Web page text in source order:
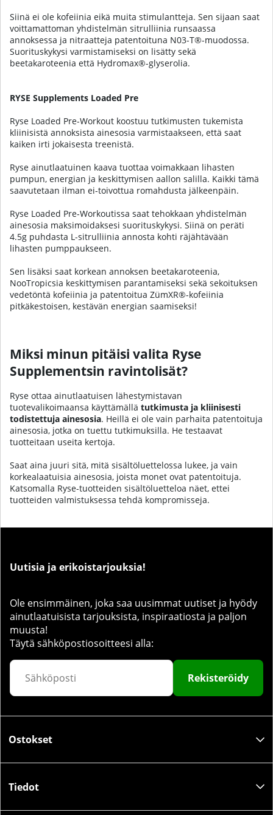
Siinä ei ole kofeiinia eikä muita stimulantteja. Sen sijaan saat
voittamattoman yhdistelmän sitrulliinia runsaassa
annoksessa ja nitraatteja patentoituna N03-T®-muodossa.
Suorituskykysi varmistamiseksi on lisätty sekä
beetakaroteenia että Hydromax®-glyserolia.
RYSE Supplements Loaded Pre
Ryse Loaded Pre-Workout koostuu tutkimusten tukemista
kliinisistä annoksista ainesosia varmistaakseen, että saat
kaiken irti jokaisesta treenistä.
Ryse ainutlaatuinen kaava tuottaa voimakkaan lihasten
pumpun, energian ja keskittymisen aallon salilla. Kaikki tämä
saavutetaan ilman ei-toivottua romahdusta jälkeenpäin.
Ryse Loaded Pre-Workoutissa saat tehokkaan yhdistelmän
ainesosia maksimoidaksesi suorituskykysi. Siinä on peräti
4.5g puhdasta L-sitrulliinia annosta kohti räjähtävään
lihasten pumppaukseen.
Sen lisäksi saat korkean annoksen beetakaroteenia,
NooTropicsia keskittymisen parantamiseksi sekä sekoituksen
vedetöntä kofeiinia ja patentoitua ZümXR®-kofeiinia
pitkäkestoisen, kestävän energian saamiseksi!
Miksi minun pitäisi valita Ryse
Supplementsin ravintolisät?
Ryse ottaa ainutlaatuisen lähestymistavan
tuotevalikoimaansa käyttämällä tutkimusta ja kliinisesti
todistettuja ainesosia. Heillä ei ole vain parhaita patentoituja
ainesosia, jotka on tuettu tutkimuksilla. He testaavat
tuotteitaan useita kertoja.
Saat aina juuri sitä, mitä sisältöluettelossa lukee, ja vain
korkealaatuisia ainesosia, joista monet ovat patentoituja.
Katsomalla Ryse-tuotteiden sisältöluetteloa näet, ettei
tuotteiden valmistuksessa tehdä kompromisseja.
Uutisia ja erikoistarjouksia!
Ole ensimmäinen, joka saa uusimmat uutiset ja hyödy
ainutlaatuisista tarjouksista, inspiraatiosta ja paljon
muusta!
Täytä sähköpostiosoitteesi alla:
Rekisteröidy
Ostokset
Tiedot